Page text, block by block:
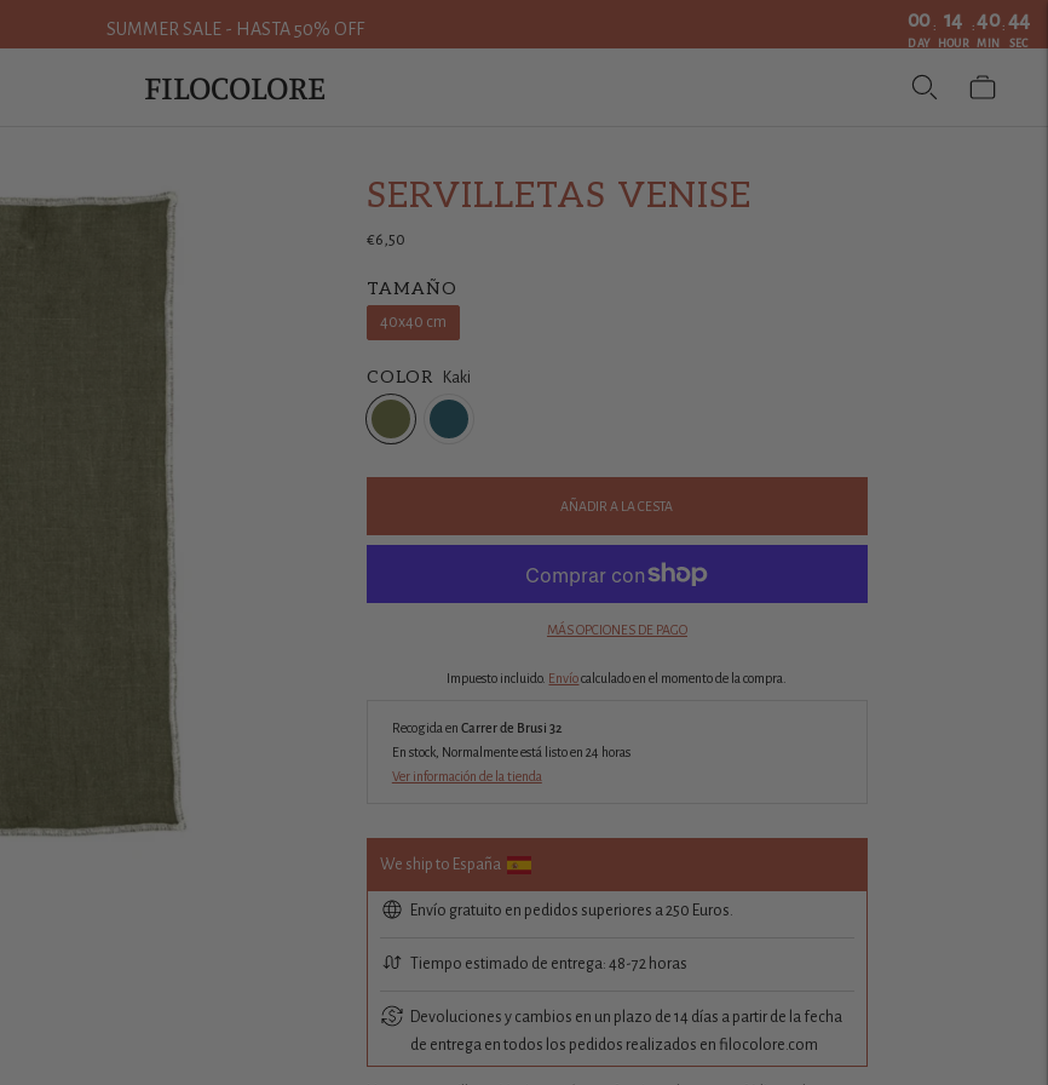
SUMMER SALE - HASTA 50% OFF 00
DAY
: 14
HOUR
: 40
MIN
: 43
SEC
FILOCOLORE
SERVILLETAS VENISE
€6,50
TAMAÑO
40x40 cm
COLOR Kaki
AÑADIR A LA CESTA
MÁS OPCIONES DE PAGO
Impuesto incluido. Envíocalculado en el momento de la compra.
Recogida en Carrer de Brusi 32
En stock, Normalmente está listo en 24 horas
Ver información de la tienda
We ship to España
Envío gratuito en pedidos superiores a 250 Euros.
Tiempo estimado de entrega: 48-72 horas
Devoluciones y cambios en un plazo de 14 días a partir de la fecha
de entrega en todos los pedidos realizados en filocolore.com